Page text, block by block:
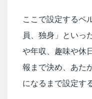
ここで設定するペ
員、独身」といっ
や年収、趣味や休
報まで決め、あた
になるまで設定す